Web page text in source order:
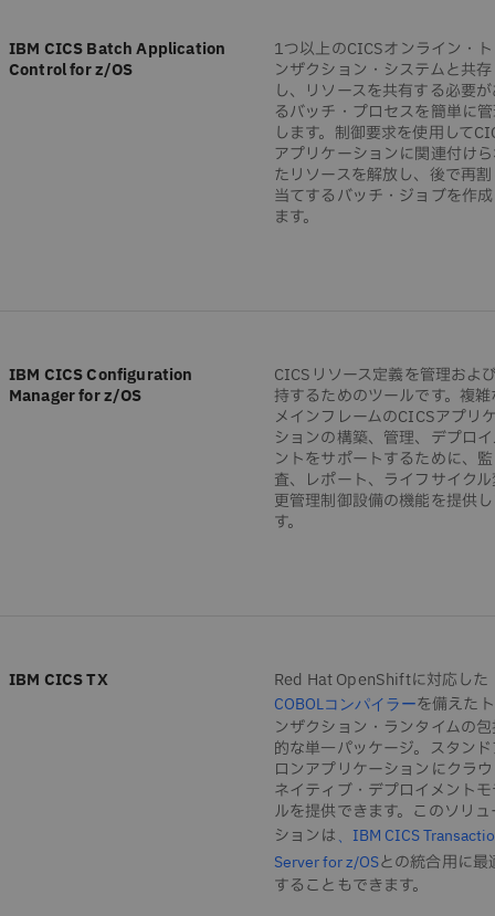
IBM CICS Batch Application
Control for z/OS
1つ以上のCICSオンライン・
ンザクション・システムと共存
し、リソースを共有する必要
るバッチ・プロセスを簡単に
します。制御要求を使用して
アプリケーションに関連付け
たリソースを解放し、後で再
当てするバッチ・ジョブを作
ます。
IBM CICS Configuration
Manager for z/OS
CICSリソース定義を管理およ
持するためのツールです。複雑
メインフレームのCICSアプリ
ションの構築、管理、デプロ
ントをサポートするために、監
査、レポート、ライフサイク
更管理制御設備の機能を提供
す。
IBM CICS TX Red Hat OpenShiftに対応した
COBOLコンパイラーを備えた
ンザクション・ランタイムの
的な単一パッケージ。スタン
ロンアプリケーションにクラ
ネイティブ・デプロイメント
ルを提供できます。このソリュ
ションは 、IBM CICS
Server for z/OSとの統合用に最
することもできます。